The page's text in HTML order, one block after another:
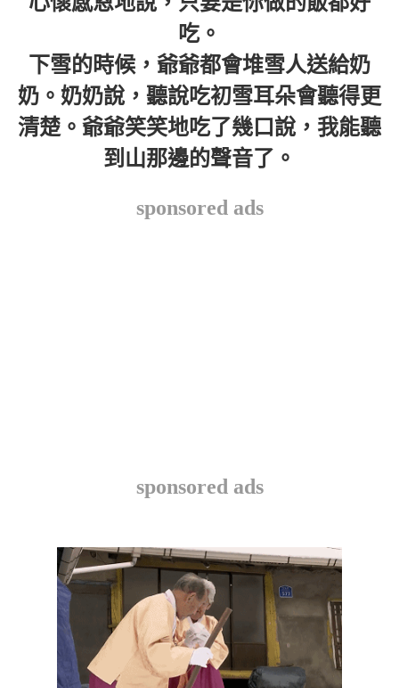
吃。
下雪的時候，爺爺都會堆雪人送給奶
奶。奶奶說，聽說吃初雪耳朵會聽得更
清楚。爺爺笑笑地吃了幾口說，我能聽
到山那邊的聲音了。
sponsored ads
sponsored ads